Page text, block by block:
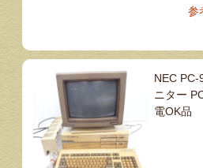
参
NEC PC-
ニター
電OK品